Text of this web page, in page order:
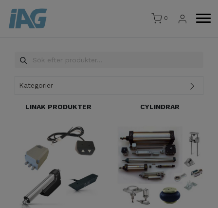
0
Kategorier
LINAK PRODUKTER CYLINDRAR